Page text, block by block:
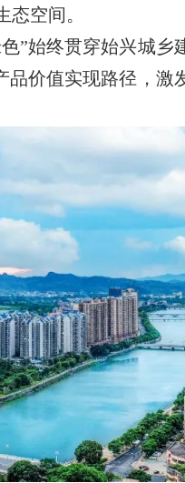
空间。
始终贯穿始兴城乡
价值实现路径，